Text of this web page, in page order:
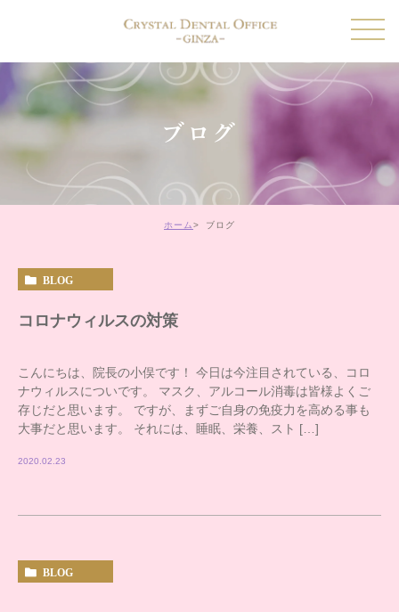
ブログ
ホーム ブログ
BLOG
コロナウィルスの対策
こんにちは、院長の小俣です！ 今日は今注目されている、コロ
ナウィルスについです。 マスク、アルコール消毒は皆様よくご
存じだと思います。 ですが、まずご自身の免疫力を高める事も
大事だと思います。 それには、睡眠、栄養、スト […]
2020.02.23
BLOG